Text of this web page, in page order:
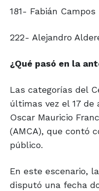
181- Fabián Campos
222- Alejandro
¿Qué pasó en la
Las categorías del
últimas vez el 17 de
Oscar Mauricio
(AMCA), que contó
público.
En este escenario,
disputó una fecha